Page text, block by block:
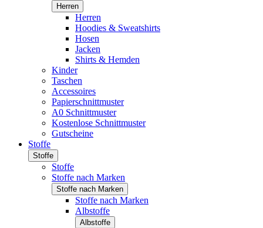
Herren
Herren
Hoodies & Sweatshirts
Hosen
Jacken
Shirts & Hemden
Kinder
Taschen
Accessoires
Papierschnittmuster
A0 Schnittmuster
Kostenlose Schnittmuster
Gutscheine
Stoffe
Stoffe
Stoffe
Stoffe nach Marken
Stoffe nach Marken
Stoffe nach Marken
Albstoffe
Albstoffe